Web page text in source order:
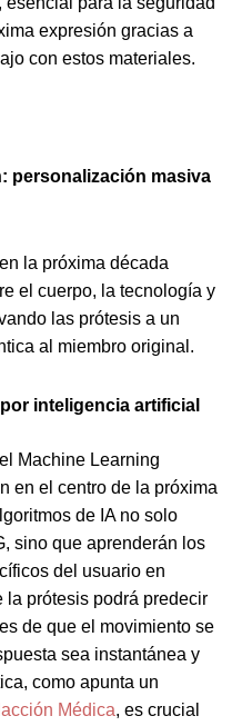
expresión gracias a
con estos materiales.
personalización masiva
la próxima década
el cuerpo, la tecnología y
las prótesis a un
al miembro original.
inteligencia artificial
Machine Learning
en el centro de la próxima
de IA no solo
sino que aprenderán los
del usuario en
la prótesis podrá predecir
de que el movimiento se
sea instantánea y
como apunta un
Médica, es crucial